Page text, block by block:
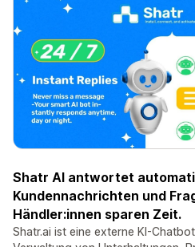
Shatr AI antwortet
Kundennachrichten und
Händler:innen sparen Zeit.
Shatr.ai ist eine externe KI-